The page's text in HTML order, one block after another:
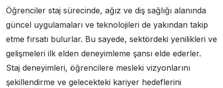
Öğrenciler staj sürecinde, ağız ve diş sağlığı alanında
güncel uygulamaları ve teknolojileri de yakından takip
etme fırsatı bulurlar. Bu sayede, sektördeki yenilikleri ve
gelişmeleri ilk elden deneyimleme şansı elde ederler.
Staj deneyimleri, öğrencilere mesleki vizyonlarını
şekillendirme ve gelecekteki kariyer hedeflerini